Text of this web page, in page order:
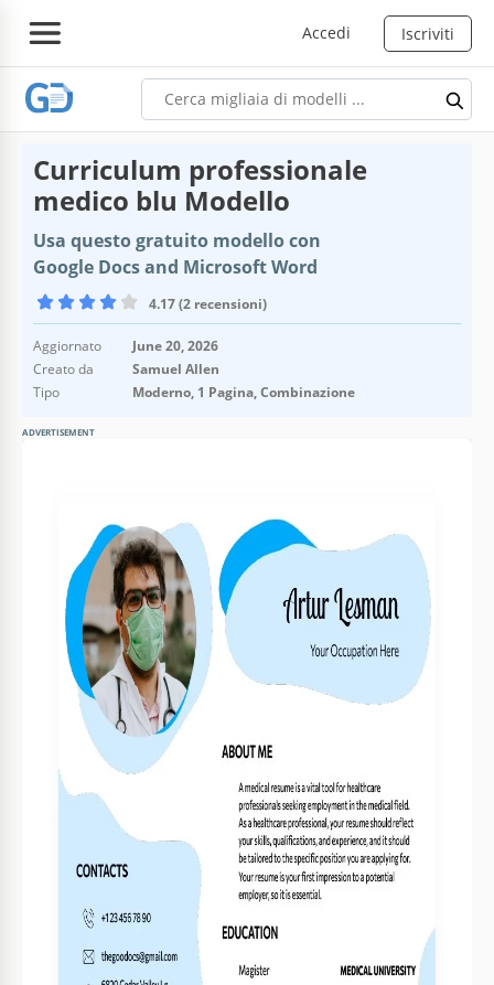
Accedi Iscriviti
Curriculum professionale
medico blu Modello
Usa questo gratuito modello con
Google Docs and Microsoft Word
4.17 (2 recensioni)
Aggiornato
June 20, 2026
Creato da
Samuel Allen
Tipo
Moderno, 1 Pagina, Combinazione
ADVERTISEMENT